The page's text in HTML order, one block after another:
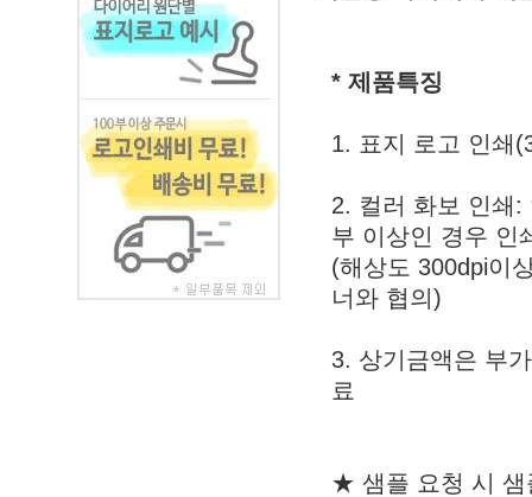
* 제품특징
1. 표지 로고 인쇄
2. 컬러 화보 인쇄:
부 이상인 경우 인
(해상도 300dpi이
너와 협의)
3. 상기금액은 부
료
★ 샘플 요청 시 샘